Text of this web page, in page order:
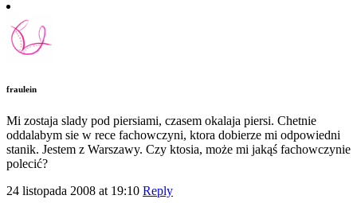
fraulein
Mi zostaja slady pod piersiami, czasem okalaja piersi. Chetnie
oddalabym sie w rece fachowczyni, ktora dobierze mi odpowiedni
stanik. Jestem z Warszawy. Czy ktosia, może mi jakąś fachowczynie
polecić?
24 listopada 2008 at 19:10 Reply